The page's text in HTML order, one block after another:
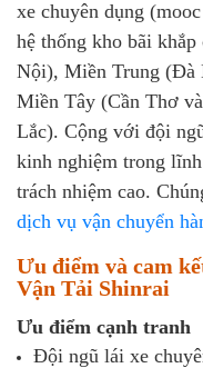
xe chuyên dụng
hệ thống kho bãi
Nội), Miền Trung (Đà
Miền Tây (Cần Thơ
Lắc). Cộng với đội
kinh nghiệm trong
trách nhiệm cao.
dịch vụ vận chuyển
Ưu điểm và cam
Vận Tải Shinrai
Ưu điểm cạnh tranh
Đội ngũ lái xe